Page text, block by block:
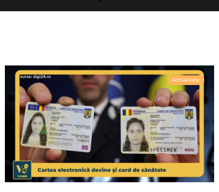
Actualitate